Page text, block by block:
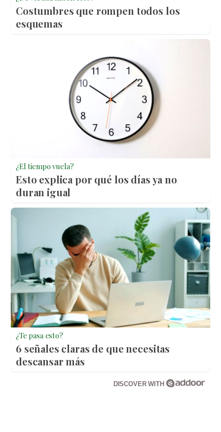
Costumbres que rompen todos los
esquemas
¿El tiempo vuela?
Esto explica por qué los días ya no
duran igual
¿Te pasa esto?
6 señales claras de que necesitas
descansar más
DISCOVER WITH